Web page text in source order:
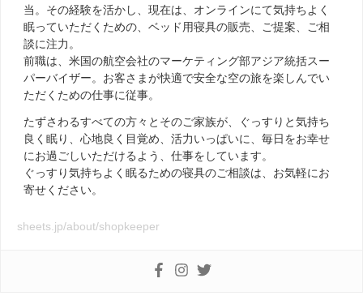
当。その経験を活かし、現在は、オンラインにて気持ちよく
眠っていただくための、ベッド用寝具の販売、ご提案、ご相
談に注力。
前職は、米国の航空会社のマーケティング部アジア統括スー
パーバイザー。お客さまが快適で安全な空の旅を楽しんでい
ただくための仕事に従事。
たずさわるすべての方々とそのご家族が、ぐっすりと気持ち
良く眠り、心地良く目覚め、活力いっぱいに、毎日をお幸せ
にお過ごしいただけるよう、仕事をしています。
ぐっすり気持ちよく眠るための寝具のご相談は、お気軽にお
寄せください。
sheets.jp/about/shopkeeper